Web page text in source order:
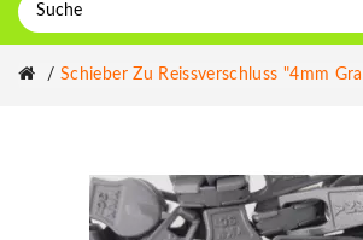
Schieber Zu Reissverschluss "4mm